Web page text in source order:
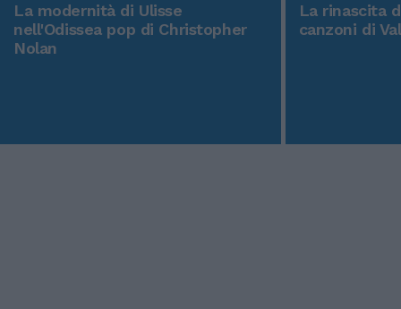
La modernità di Ulisse
nell'Odissea pop di Christopher
Nolan
La rinascita
canzoni di